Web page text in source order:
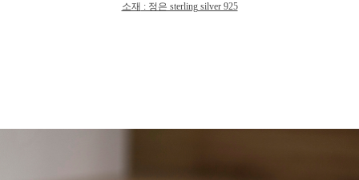
소재 : 정은 sterling silver 925